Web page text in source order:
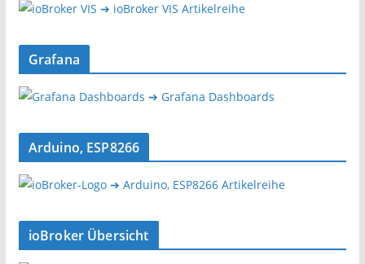
➔ ioBroker VIS Artikelreihe
Grafana
➔ Grafana Dashboards
Arduino, ESP8266
➔ Arduino, ESP8266 Artikelreihe
ioBroker Übersicht